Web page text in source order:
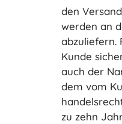
den
werden an
abzuliefern.
Kunde
auch der
dem vom
zu zehn